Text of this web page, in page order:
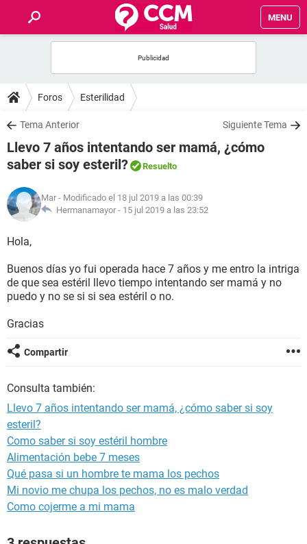
MENU
FOROS
SALUD
FAMILIA
NUTRICIÓN
SEXUALIDAD
GLOSARIO
Foros Esterilidad
Tema Anterior Siguiente Tema
Llevo 7 años intentando ser mamá, ¿cómo
saber si soy esteril?
Resuelto
Mar - Modificado el 18 jul 2019 a las 00:39
Hermanamayor - 15 jul 2019 a las 23:52
Hola,
Buenos días yo fui operada hace 7 años y me entro la intriga
de que sea estéril llevo tiempo intentando ser mamá y no
puedo y no se si si sea estéril o no.
Gracias
Compartir
Consulta también:
Llevo 7 años intentando ser mamá, ¿cómo saber si soy
esteril?
Como saber si soy estéril hombre
Alimentación bebe 7 meses
Qué pasa si un hombre te mama los pechos
Mi novio me chupa los pechos, no es malo verdad
Como cojerme a mi mama